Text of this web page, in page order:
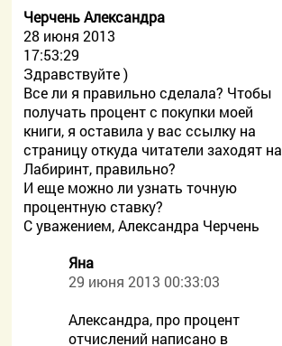
Черчень Александра
28 июня 2013
17:53:29
Здравствуйте )
Все ли я правильно сделала? Чтобы
получать процент с покупки моей
книги, я оставила у вас ссылку на
страницу откуда читатели заходят на
Лабиринт, правильно?
И еще можно ли узнать точную
процентную ставку?
С уважением, Александра Черчень
Яна
29 июня 2013 00:33:03
Александра, про процент
отчислений написано в